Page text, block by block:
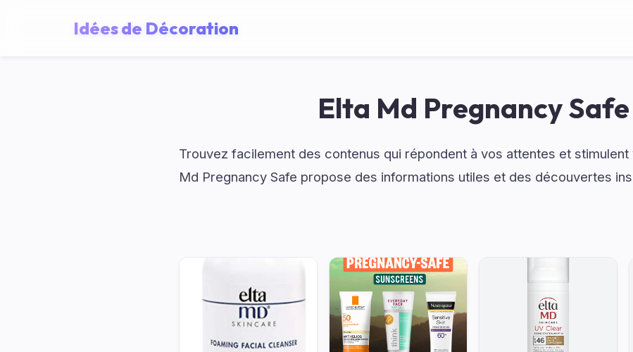
Idées de Décoration
Elta Md Pregnancy Safe
Trouvez facilement des contenus qui répondent à vos attentes et
Md Pregnancy Safe propose des informations utiles et des découvertes